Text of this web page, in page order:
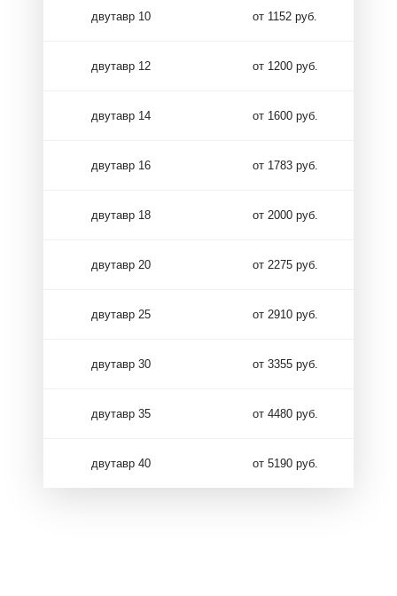
двутавр 10 от 1152 руб.
двутавр 12 от 1200 руб.
двутавр 14 от 1600 руб.
двутавр 16 от 1783 руб.
двутавр 18 от 2000 руб.
двутавр 20 от 2275 руб.
двутавр 25 от 2910 руб.
двутавр 30 от 3355 руб.
двутавр 35 от 4480 руб.
двутавр 40 от 5190 руб.